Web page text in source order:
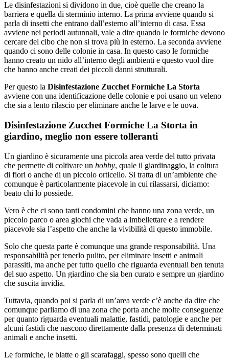
Le disinfestazioni si dividono in due, cioè quelle che creano la
barriera e quella di sterminio interno. La prima avviene quando si
parla di insetti che entrano dall’esterno all’interno di casa. Essa
avviene nei periodi autunnali, vale a dire quando le formiche devono
cercare del cibo che non si trova più in esterno. La seconda avviene
quando ci sono delle colonie in casa. In questo caso le formiche
hanno creato un nido all’interno degli ambienti e questo vuol dire
che hanno anche creati dei piccoli danni strutturali.
Per questo la Disinfestazione Zucchet Formiche La Storta
avviene con una identificazione delle colonie e poi usano un veleno
che sia a lento rilascio per eliminare anche le larve e le uova.
Disinfestazione Zucchet Formiche La Storta in
giardino, meglio non essere tolleranti
Un giardino è sicuramente una piccola area verde del tutto privata
che permette di coltivare un hobby, quale il giardinaggio, la coltura
di fiori o anche di un piccolo orticello. Si tratta di un’ambiente che
comunque è particolarmente piacevole in cui rilassarsi, diciamo:
beato chi lo possiede.
Vero è che ci sono tanti condomini che hanno una zona verde, un
piccolo parco o area giochi che vada a imbellettare e a rendere
piacevole sia l’aspetto che anche la vivibilità di questo immobile.
Solo che questa parte è comunque una grande responsabilità. Una
responsabilità per tenerlo pulito, per eliminare insetti e animali
parassiti, ma anche per tutto quello che riguarda eventuali ben tenuta
del suo aspetto. Un giardino che sia ben curato e sempre un giardino
che suscita invidia.
Tuttavia, quando poi si parla di un’area verde c’è anche da dire che
comunque parliamo di una zona che porta anche molte conseguenze
per quanto riguarda eventuali malattie, fastidi, patologie e anche per
alcuni fastidi che nascono direttamente dalla presenza di determinati
animali e anche insetti.
Le formiche, le blatte o gli scarafaggi, spesso sono quelli che